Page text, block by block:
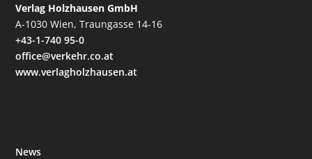
Verlag Holzhausen GmbH
A-1030 Wien, Traungasse 14-16
+43-1-740 95-0
office@verkehr.co.at
www.verlagholzhausen.at
News